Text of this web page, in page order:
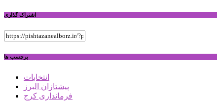
اشتراک گذاری
برچسب ها
انتخابات
پیشتازان البرز
فرمانداری کرج